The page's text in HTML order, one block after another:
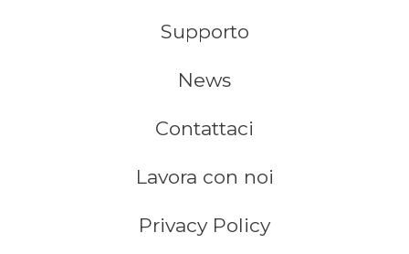
Supporto
News
Contattaci
Lavora con noi
Privacy Policy